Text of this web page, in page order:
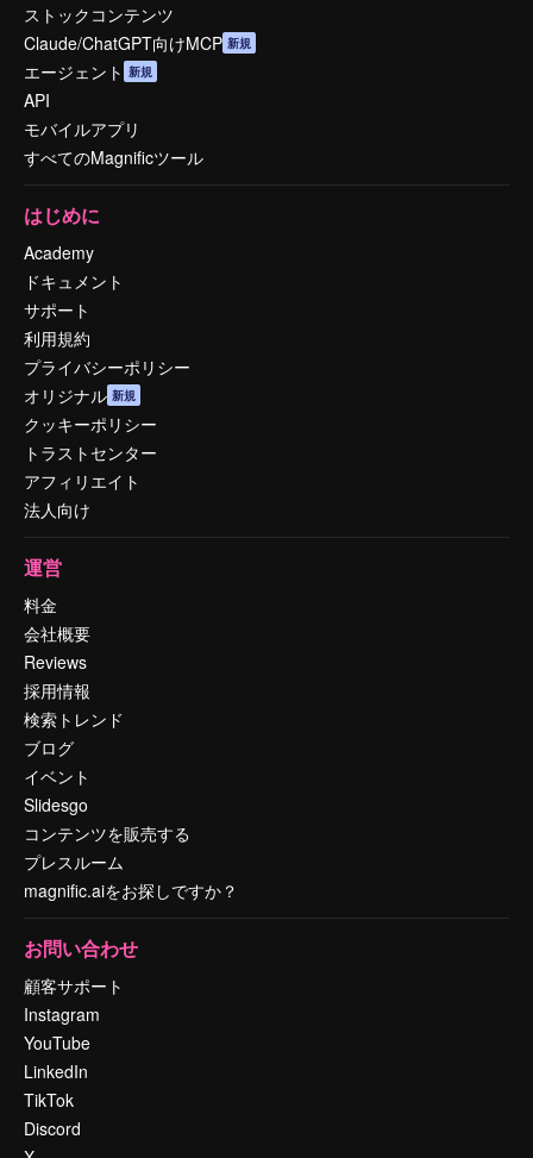
ストックコンテンツ
Claude/ChatGPT向けMCP 新規
エージェント 新規
API
モバイルアプリ
すべてのMagnificツール
はじめに
Academy
ドキュメント
サポート
利用規約
プライバシーポリシー
オリジナル 新規
クッキーポリシー
トラストセンター
アフィリエイト
法人向け
運営
料金
会社概要
Reviews
採用情報
検索トレンド
ブログ
イベント
Slidesgo
コンテンツを販売する
プレスルーム
magnific.aiをお探しですか？
お問い合わせ
顧客サポート
Instagram
YouTube
LinkedIn
TikTok
Discord